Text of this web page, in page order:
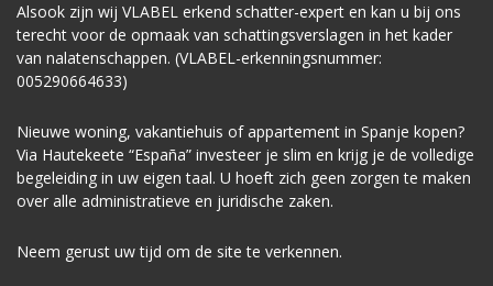
Alsook zijn wij VLABEL erkend schatter-expert en kan u bij ons
terecht voor de opmaak van schattingsverslagen in het kader
van nalatenschappen. (VLABEL-erkenningsnummer:
005290664633)
Nieuwe woning, vakantiehuis of appartement in Spanje kopen?
Via Hautekeete “España” investeer je slim en krijg je de volledige
begeleiding in uw eigen taal. U hoeft zich geen zorgen te maken
over alle administratieve en juridische zaken.
Neem gerust uw tijd om de site te verkennen.